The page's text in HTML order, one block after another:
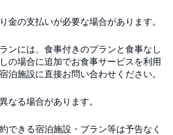
金の支払いが必要な場合があります。
ンには、食事付きのプランと食事なし
の場合に追加でお食事サービスを利用
泊施設に直接お問い合わせください。
なる場合があります。
できる宿泊施設・プラン等は予告なく